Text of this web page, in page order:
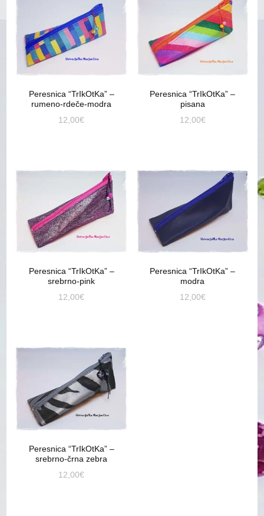
Peresnica “TrIkOtKa” –
rumeno-rdeče-modra
12,00€
Peresnica “TrIkOtKa” –
pisana
12,00€
Peresnica “TrIkOtKa” –
srebrno-pink
12,00€
Peresnica “TrIkOtKa” –
modra
12,00€
Peresnica “TrIkOtKa” –
srebrno-črna zebra
12,00€